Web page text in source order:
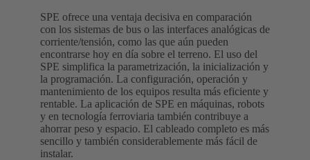
SPE ofrece una ventaja decisiva en comparación
con los sistemas de bus o las interfaces analógicas de
corriente/tensión, como las que aún pueden
encontrarse hoy en día sobre el terreno. El uso del
SPE simplifica la parametrización, la inicialización y
la programación. La configuración, operación y
mantenimiento de los equipos resulta más eficiente y
rentable. La aplicación de SPE en máquinas, robots
y en tecnología ferroviaria también contribuye a
ahorrar peso y espacio. El cableado completo es más
sencillo y también considerablemente más fácil de
instalar.